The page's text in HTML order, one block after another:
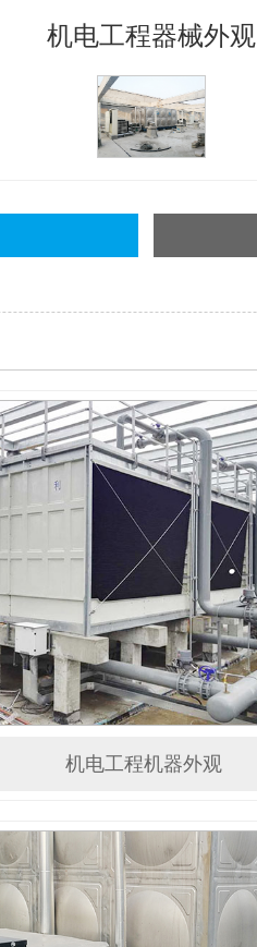
机电工程器械外观
机电工程机器外观